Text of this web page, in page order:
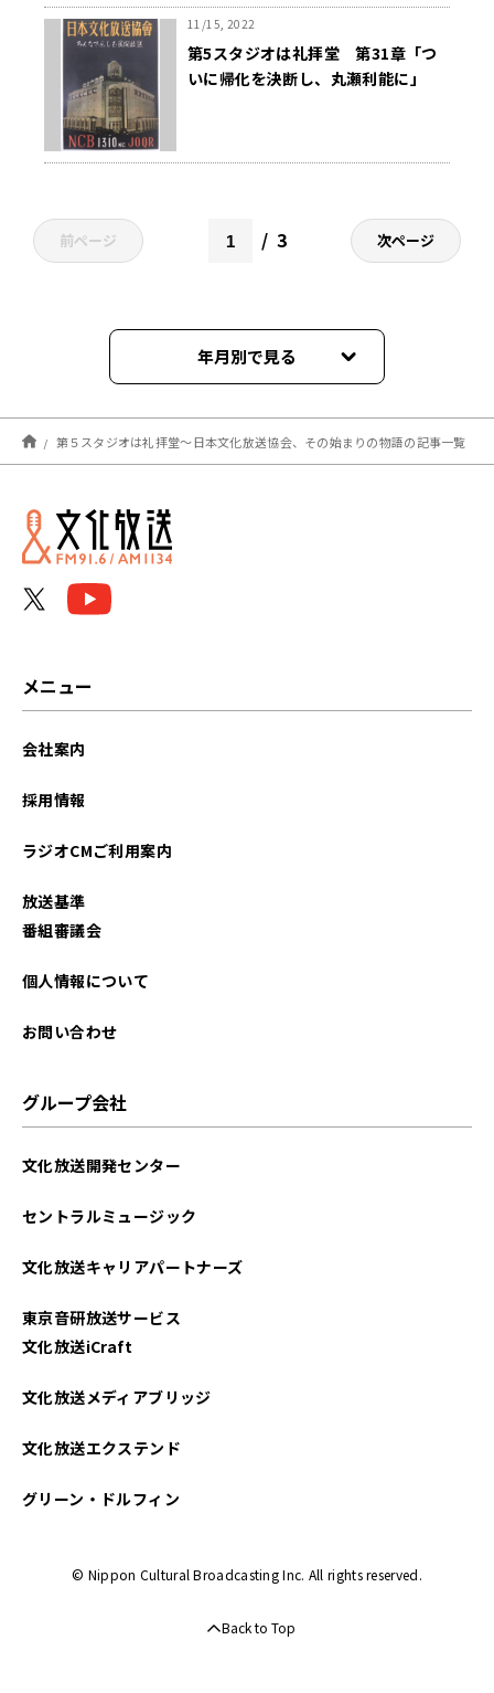
11/15, 2022
第5スタジオは礼拝堂 第31章「つ
いに帰化を決断し、丸瀬利能に」
前ページ 3 次ページ
年月別で見る
2025年02月
2023年04月
2023年03月
2022年06月
第５スタジオは礼拝堂～日本文化放送協会、その始まりの物語の記事一覧
メニュー
会社案内
採用情報
ラジオCMご利用案内
放送基準
番組審議会
個人情報について
お問い合わせ
グループ会社
文化放送開発センター
セントラルミュージック
文化放送キャリアパートナーズ
東京音研放送サービス
文化放送iCraft
文化放送メディアブリッジ
文化放送エクステンド
グリーン・ドルフィン
© Nippon Cultural Broadcasting Inc. All rights reserved.
Back to Top